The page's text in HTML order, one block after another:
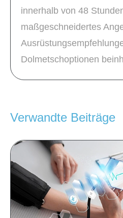
innerhalb von 48
maßgeschneidertes
Dolmetschoptionen
Verwandte Beiträge